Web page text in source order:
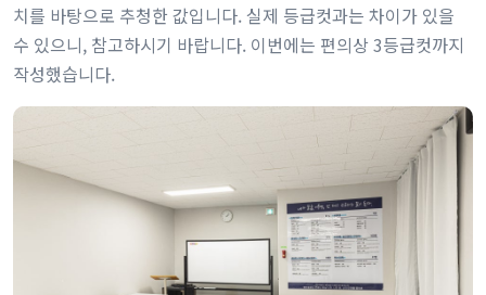
치를 바탕으로 추청한 값입니다. 실제 등급컷과는 차이가 있을
수 있으니, 참고하시기 바랍니다. 이번에는 편의상 3등급컷까지
작성했습니다.